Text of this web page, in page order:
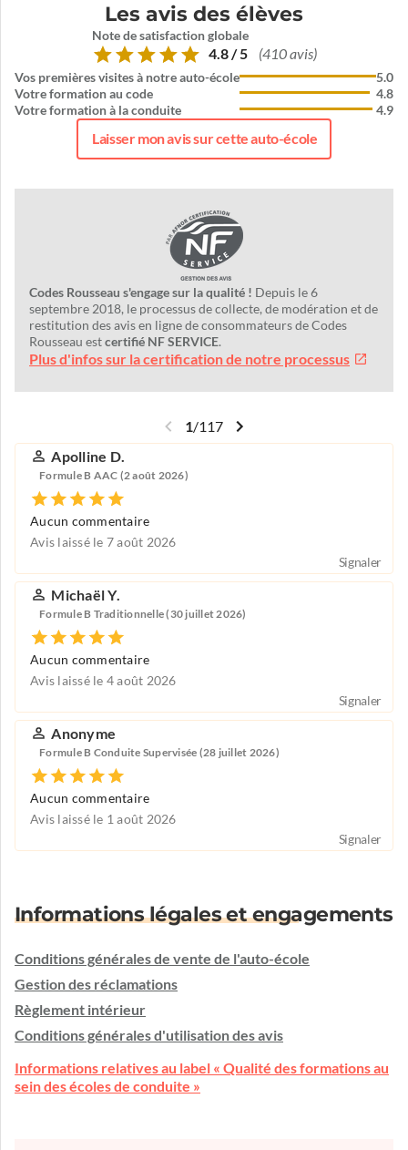
Les avis des élèves
Note de satisfaction globale
4.8 / 5 (410 avis)
Vos premières visites à notre auto-école
Votre formation au code
Votre formation à la conduite
5.0
4.8
4.9
Laisser mon avis sur cette auto-école
Codes Rousseau s'engage sur la qualité ! Depuis le 6
septembre 2018, le processus de collecte, de modération et de
restitution des avis en ligne de consommateurs de Codes
Rousseau estcertifié NF SERVICE.
Plus d'infos sur la certification de notre processus
1/117
Apolline D.
Formule B AAC (2 août 2026)
Aucun commentaire
Avis laissé le 7 août 2026
Signaler
Michaël Y.
Formule B Traditionnelle (30 juillet 2026)
Aucun commentaire
Avis laissé le 4 août 2026
Signaler
Anonyme
Formule B Conduite Supervisée (28 juillet 2026)
Aucun commentaire
Avis laissé le 1 août 2026
Signaler
Informations légales et engagements
Conditions générales de vente de l'auto-école
Gestion des réclamations
Règlement intérieur
Conditions générales d'utilisation des avis
Informations relatives au label « Qualité des formations au
sein des écoles de conduite »